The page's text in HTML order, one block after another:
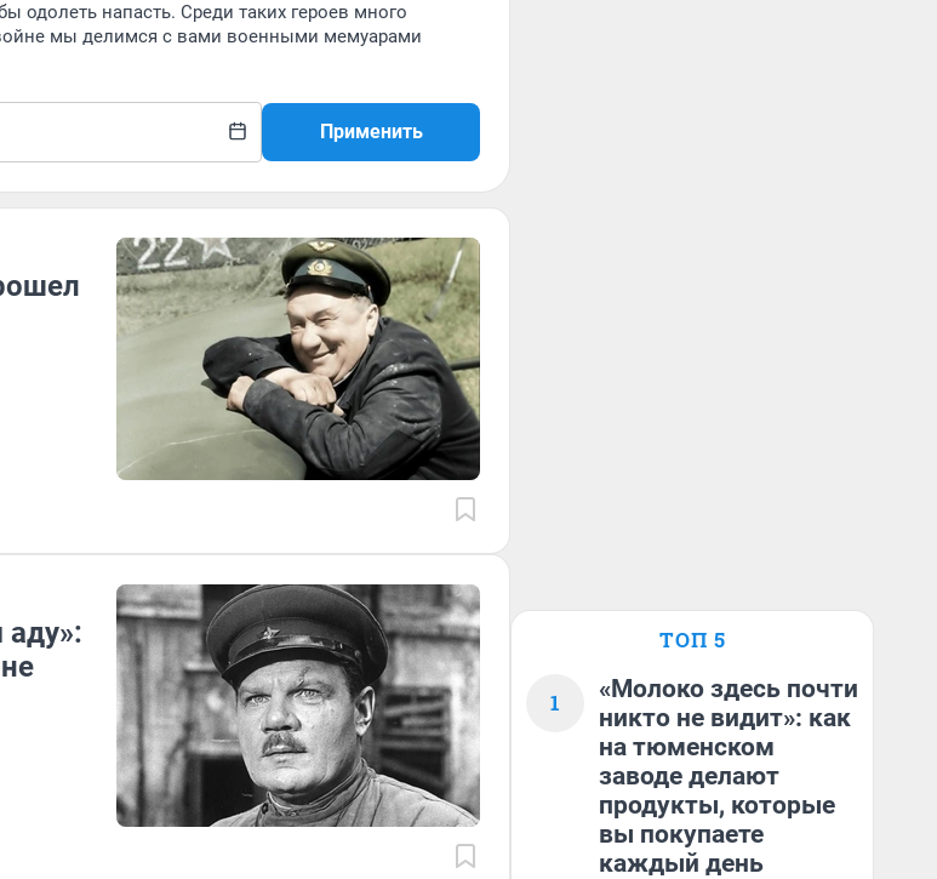
одолеть напасть. Среди таких героев много
мы делимся с вами военными мемуарами
Применить
ТОП 5
1
«Молоко здесь почти
никто не видит»: как
на тюменском
заводе делают
продукты, которые
вы покупаете
каждый день